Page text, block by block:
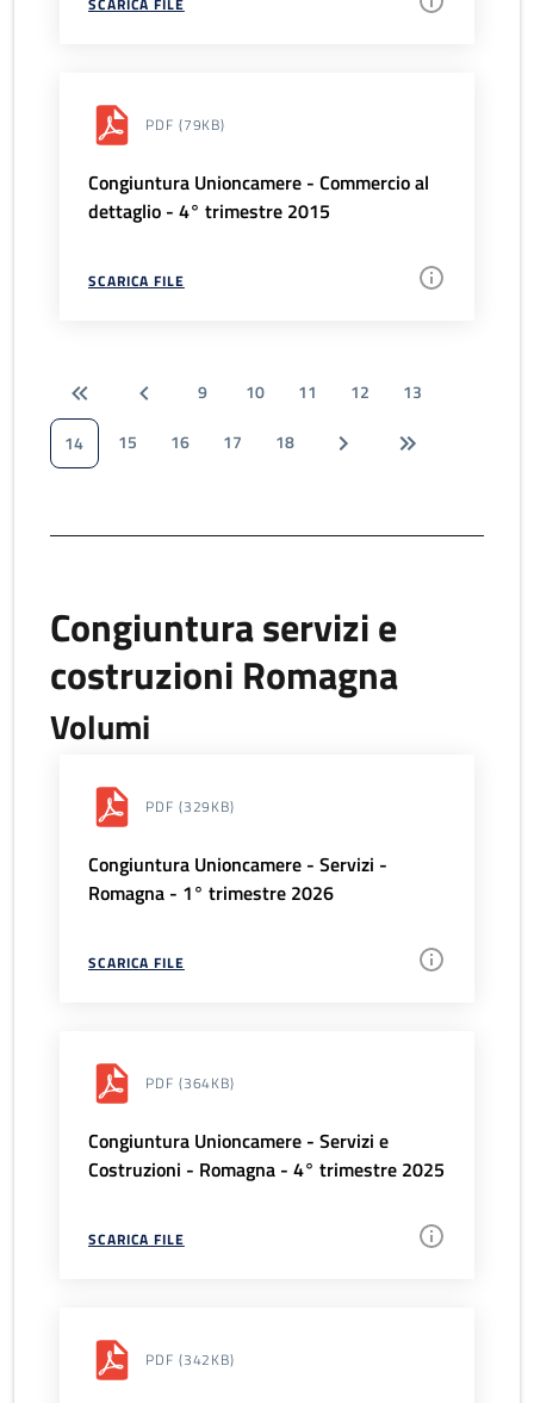
PDF (79KB)
Congiuntura Unioncamere - Commercio al
dettaglio - 4° trimestre 2015
SCARICA FILE
9 10 11 12
13
14
15 16 17 18
Congiuntura servizi e
costruzioni Romagna
Volumi
PDF (329KB)
Congiuntura Unioncamere - Servizi -
Romagna - 1° trimestre 2026
SCARICA FILE
PDF (364KB)
Congiuntura Unioncamere - Servizi e
Costruzioni - Romagna - 4° trimestre 2025
SCARICA FILE
PDF (342KB)